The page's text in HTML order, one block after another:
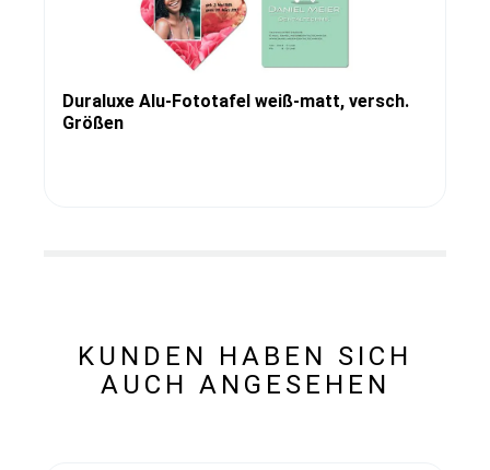
Duraluxe Alu-Fototafel weiß-matt, versch.
Größen
KUNDEN HABEN SICH
AUCH ANGESEHEN